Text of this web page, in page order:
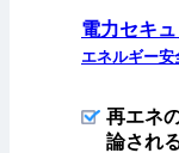
電力セキ
エネルギー
再エネ
論され